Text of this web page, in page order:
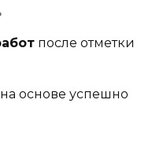
после отметки
на основе успешно